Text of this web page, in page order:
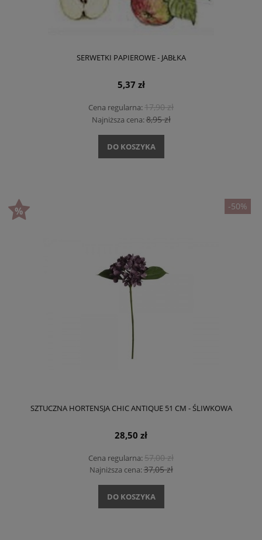
SERWETKI PAPIEROWE - JABŁKA
5,37 zł
Cena regularna:17,90 zł
Najniższa cena:8,95 zł
DO KOSZYKA
SZTUCZNA HORTENSJA CHIC ANTIQUE 51 CM - ŚLIWKOWA
28,50 zł
Cena regularna:57,00 zł
Najniższa cena:37,05 zł
DO KOSZYKA
-50%